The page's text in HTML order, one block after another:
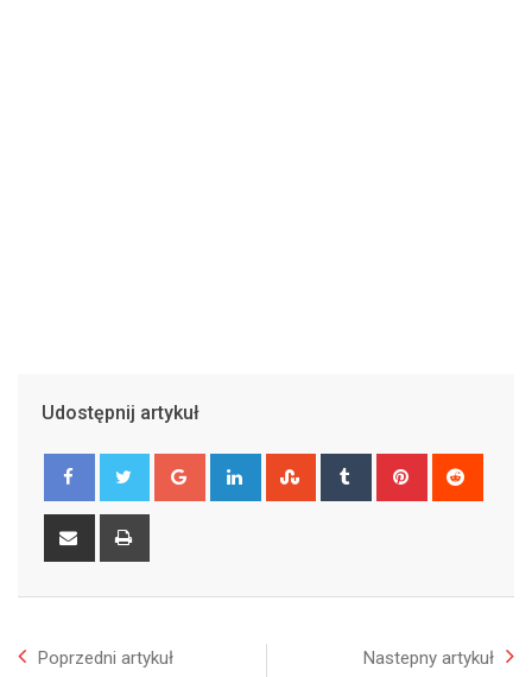
Udostępnij artykuł
Google+ LinkedIn StumbleUpon
Tumblr Pinterest
Share
Poprzedni artykuł Nastepny artykuł